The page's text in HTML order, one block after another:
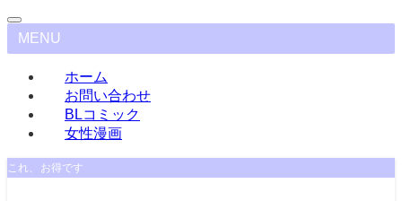
MENU
ホーム
お問い合わせ
BLコミック
女性漫画
これ、お得です